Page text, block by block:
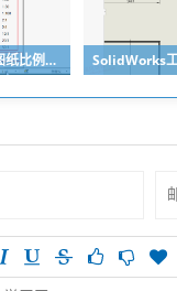
SolidWorks工程图图纸比例修改快速方法